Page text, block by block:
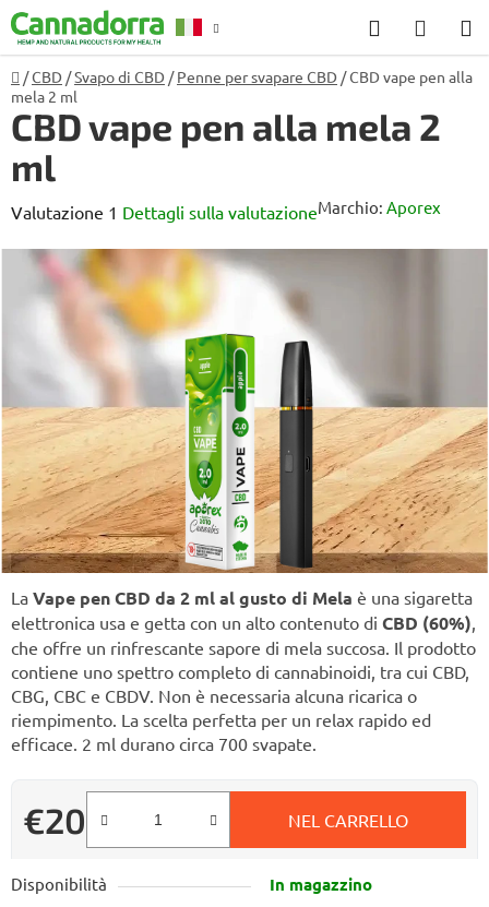
Vai
al
contenuto
Ricerca
DELLA
Consulenza
La Vape pen CBD da 2 ml al gusto di Mela è una sigaretta
elettronica usa e getta con un alto contenuto di CBD (60%)
che offre un rinfrescante sapore di mela succosa. Il prodotto
contiene uno spettro completo di cannabinoidi, tra cui CBD,
CBG, CBC e CBDV. Non è necessaria alcuna ricarica o
riempimento. La scelta perfetta per un relax rapido ed
efficace. 2 ml durano circa 700 svapate.
€20
Prezzo della misura:
NEL CARRELLO
Disponibilità In magazzino
Casa
/CBD /Svapo di CBD / Penne per svapare CBD /CBD vape pen alla
mela 2 ml
CBD vape pen alla mela 2
ml
La
media
prodotto
su
stelle.
Valutazione 1 Dettagli sulla valutazioneMarchio: Aporex